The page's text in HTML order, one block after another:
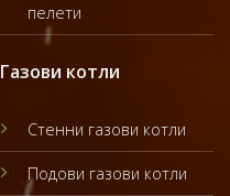
пелети
Газови котли
Стенни газови котли
Подови газови котли